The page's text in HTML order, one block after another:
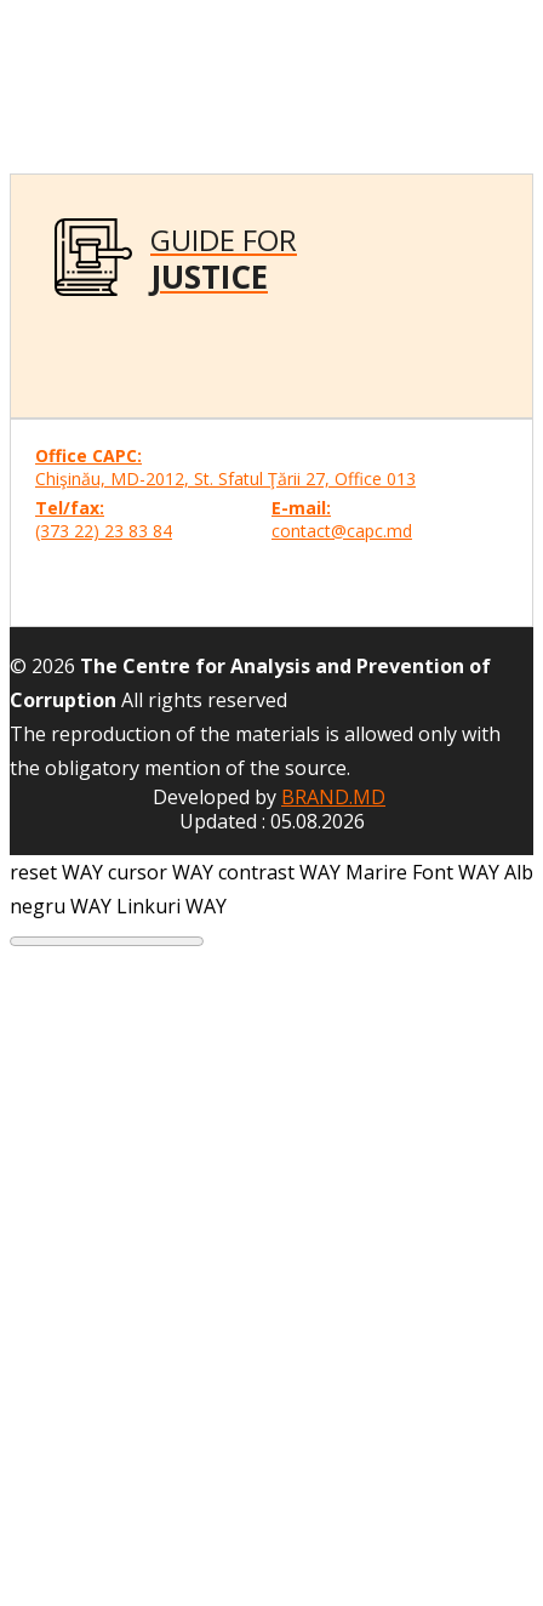
GUIDE FOR
JUSTICE
Office CAPC:
Chişinău, MD-2012, St. Sfatul Ţării 27, Office 013
Tel/fax:
(373 22) 23 83 84
E-mail:
contact@capc.md
© 2026 The Centre for Analysis and Prevention of
Corruption All rights reserved
The reproduction of the materials is allowed only with
the obligatory mention of the source.
Developed by BRAND.MD
Updated : 05.08.2026
reset WAYcursor WAYcontrast WAY Marire Font WAYAlb
negru WAY Linkuri WAY